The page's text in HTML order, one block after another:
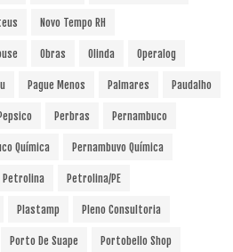
Novo Tempo RH
Obras Olinda Operalog
Pague Menos Palmares Paudalho
Pepsico Perbras Pernambuco
Química Pernambuvo Química
Petrolina Petrolina/PE
Plastamp Pleno Consultoria
Porto De Suape Portobello Shop